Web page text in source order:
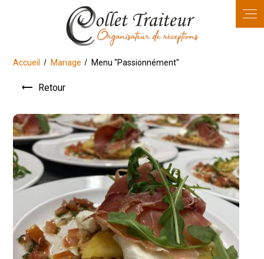
Accueil Mariage Menu "Passionnément"
Retour
Panneau de gestion des cookies